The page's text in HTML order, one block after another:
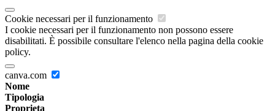
Cookie necessari per il funzionamento
I cookie necessari per il funzionamento non possono essere
disabilitati. È possibile consultare l'elenco nella pagina della cookie
policy.
canva.com
Nome
Tipologia
Proprieta